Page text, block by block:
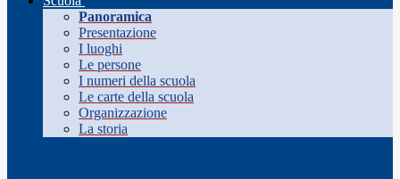
Panoramica
Presentazione
I luoghi
Le persone
I numeri della scuola
Le carte della scuola
Organizzazione
La storia